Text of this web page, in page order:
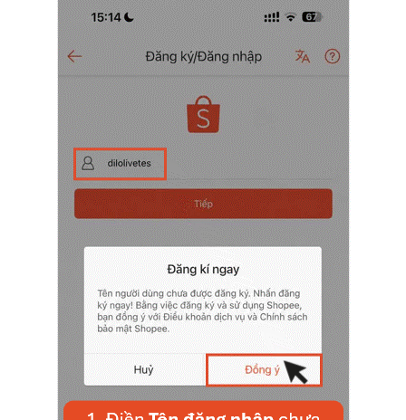
Tổng Quan về Shopee MKT
Chương Trình Shopee
Công Cụ Marketing Của Shop
Shopee Live
Dịch Vụ Hiển Thị
Gói Dịch Vụ & Chương Trình
Mẹo Tăng Doanh Thu
Phân Loại Phí
Bán Hàng Toàn Cầu
Shop Yêu Thích
Dịch Vụ CSKH
Sự Hài Lòng của Người Mua
Trả Hàng/ Hoàn Tiền
Trả Hàng / Hoàn Tiền